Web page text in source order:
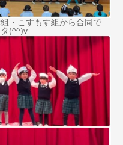
・こすもす組から合同で
(^^)v